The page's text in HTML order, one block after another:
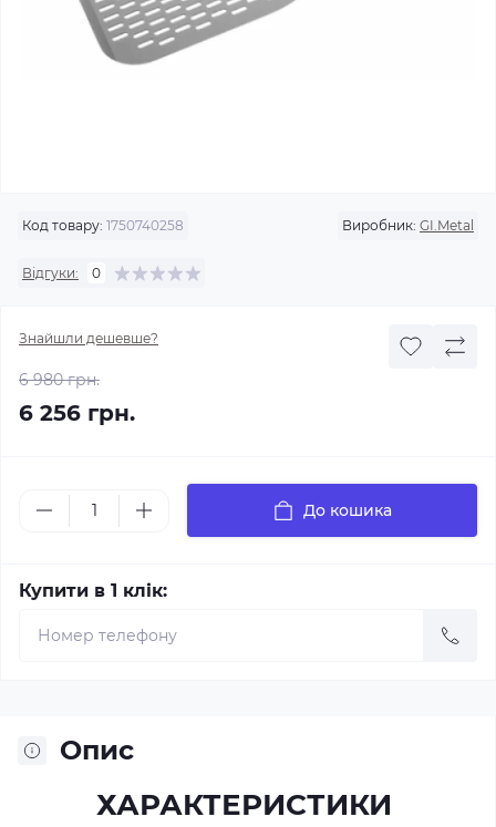
Код товару: 1750740258 Виробник: GI.Metal
Відгуки: 0
Знайшли дешевше?
6 980 грн.
6 256 грн.
До кошика
Купити в 1 клік:
Опис
ХАРАКТЕРИСТИКИ